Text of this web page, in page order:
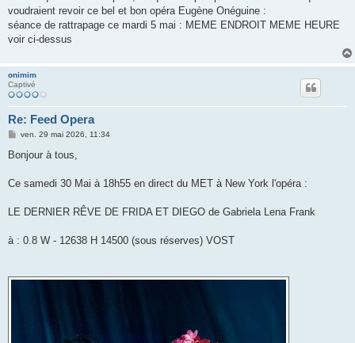
g
voudraient revoir ce bel et bon opéra Eugène Onéguine :
séance de rattrapage ce mardi 5 mai : MEME ENDROIT MEME HEURE
voir ci-dessus
onimim
Captivé
Re: Feed Opera
M
s
g
ven. 29 mai 2026, 11:34
Bonjour à tous,
Ce samedi 30 Mai à 18h55 en direct du MET à New York l'opéra :
LE DERNIER RÊVE DE FRIDA ET DIEGO de Gabriela Lena Frank
à : 0.8 W - 12638 H 14500 (sous réserves) VOST